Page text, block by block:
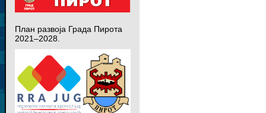
План развоја Града Пирота
2021–2028.